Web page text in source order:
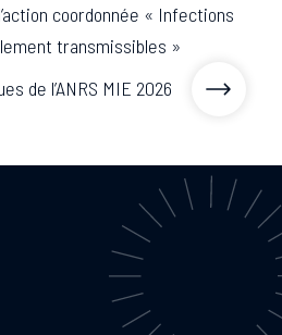
coordonnée « Infections
transmissibles »
de l’ANRS MIE 2026